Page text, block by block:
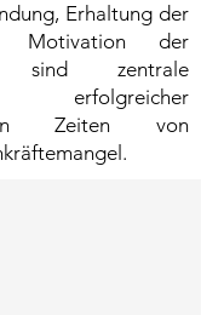
Erhaltung der
Motivation der
sind zentrale
erfolgreicher
in Zeiten von